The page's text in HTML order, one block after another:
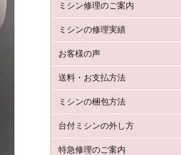
ミシン修理のご案内
ミシンの修理実績
お客様の声
送料・お支払方法
ミシンの梱包方法
台付ミシンの外し方
特急修理のご案内